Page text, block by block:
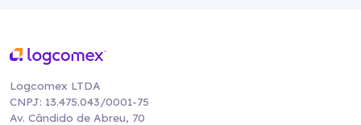
Logcomex LTDA
CNPJ: 13.475.043/0001-75
Av. Cândido de Abreu, 70